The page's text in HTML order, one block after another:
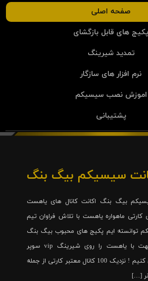
صفحه اصلی
پکیج های قابل بازگشای
تمدید شیرینگ
نرم افزار های سازگار
اموزش نصب سیسیکم
پشتیبانی
سیسیکم بیگ بنگ
بیگ بنگ اکانت کانال های یاهست
کارتی ماهواره یاهست با تلاش فراوان تیم
توانسته ایم پکیج های محبوب بیگ بنگ
ترکمنعالم هم جهت با یاهست را روی شیرینگ vip سوپر
سیسیکم بازگشای کنیم ! نزدیک 100 کانال معتبر کارتی از جمله